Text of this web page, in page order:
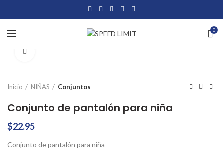
0
Inicio NIÑAS Conjuntos
Conjunto de pantalón para niña
$22.95
Conjunto de pantalón para niña